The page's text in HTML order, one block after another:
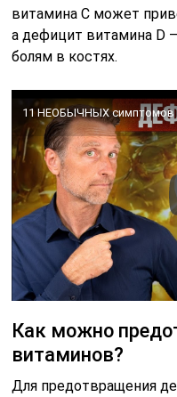
витамина C может
а дефицит витамина D
болям в костях.
11 НЕОБЫЧНЫХ симптомов
Как можно
витаминов?
Для предотвращения